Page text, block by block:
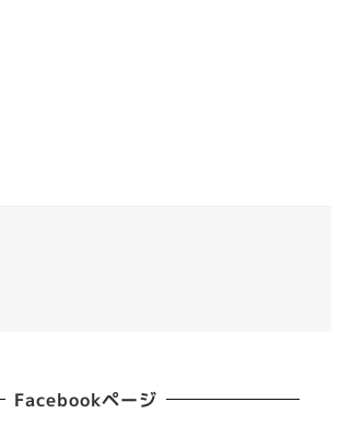
Facebookページ